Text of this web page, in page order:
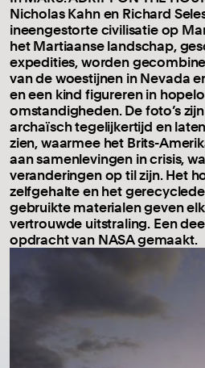
Nicholas Kahn en Richard
ineengestorte civilisatie op
het Martiaanse landschap,
expedities, worden
van de woestijnen in Nevada
en een kind figureren in
omstandigheden. De foto’s
archaïsch tegelijkertijd en
zien, waarmee het Brits-
aan samenlevingen in crisis,
veranderingen op til zijn. Het
zelfgehalte en het
gebruikte materialen geven
vertrouwde uitstraling. Een
opdracht van NASA gemaakt.